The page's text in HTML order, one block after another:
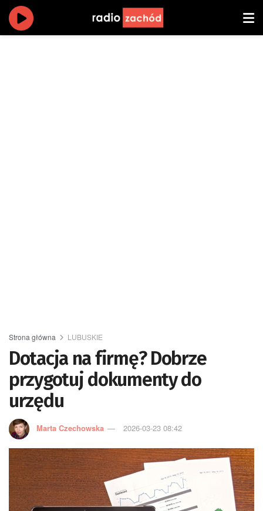
Strona główna LUBUSKIE
Dotacja na firmę? Dobrze
przygotuj dokumenty do
urzędu
Marta Czechowska 2026-03-23 08:42